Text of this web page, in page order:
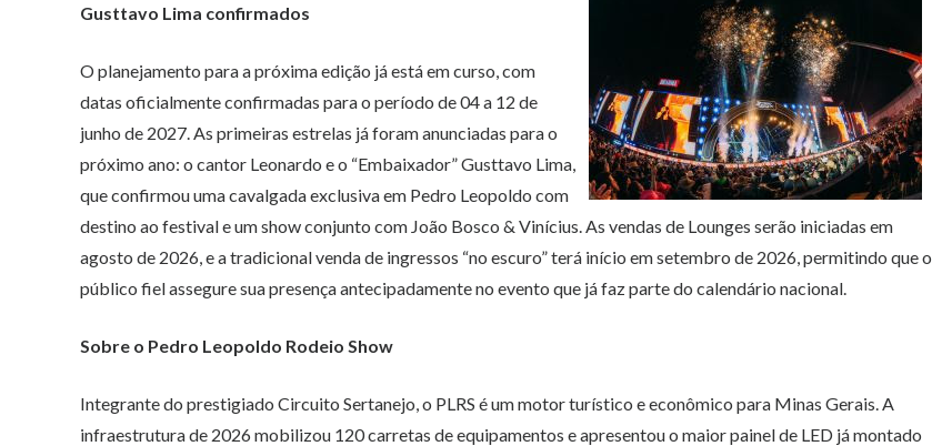
Gusttavo Lima confirmados
O planejamento para a próxima edição já está em curso, com
datas oficialmente confirmadas para o período de 04 a 12 de
junho de 2027. As primeiras estrelas já foram anunciadas para o
próximo ano: o cantor Leonardo e o “Embaixador” Gusttavo Lima,
que confirmou uma cavalgada exclusiva em Pedro Leopoldo com
destino ao festival e um show conjunto com João Bosco & Vinícius. As vendas de Lounges serão iniciadas em
agosto de 2026, e a tradicional venda de ingressos “no escuro” terá início em setembro de 2026, permitindo que o
público fiel assegure sua presença antecipadamente no evento que já faz parte do calendário nacional.
Sobre o Pedro Leopoldo Rodeio Show
Integrante do prestigiado Circuito Sertanejo, o PLRS é um motor turístico e econômico para Minas Gerais. A
infraestrutura de 2026 mobilizou 120 carretas de equipamentos e apresentou o maior painel de LED já montado